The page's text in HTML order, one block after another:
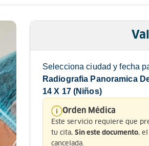
Selecciona ciudad y fecha
Radiografia Panoramica
14 X 17 (Niños)
Orden Médica
Este servicio requiere que
tu cita, Sin este documento,
cancelada.